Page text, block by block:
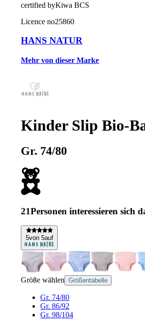
certified byKiwa BCS
Licence no25860
HANS NATUR
Mehr von dieser Marke
Kinder Slip Bio-
Gr. 74/80
21Personen interessieren sich
5von 5auf
Größe wählen Größentabelle
Gr. 74/80
Gr. 86/92
Gr. 98/104